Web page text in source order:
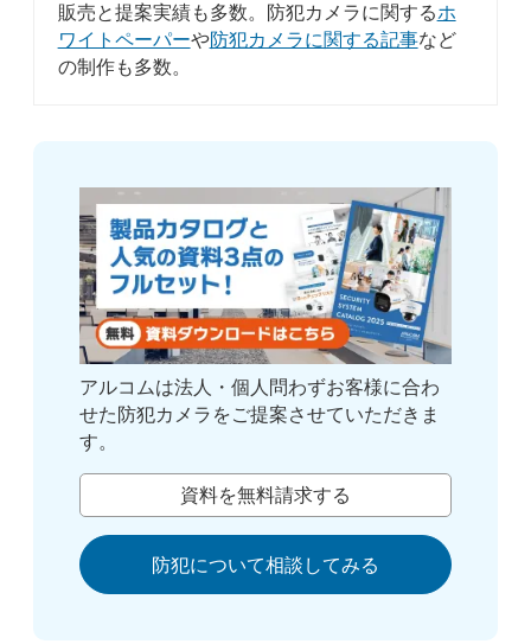
販売と提案実績も多数。防犯カメラに関するホ
ワイトペーパーや防犯カメラに関する記事など
の制作も多数。
アルコムは法人・個人問わずお客様に合わ
せた防犯カメラをご提案させていただきま
す。
資料を無料請求する
防犯について相談してみる